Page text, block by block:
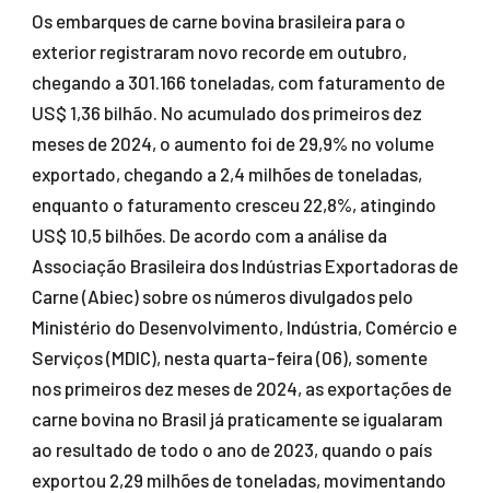
Os embarques de carne bovina brasileira para o
exterior registraram novo recorde em outubro,
chegando a 301.166 toneladas, com faturamento de
US$ 1,36 bilhão. No acumulado dos primeiros dez
meses de 2024, o aumento foi de 29,9% no volume
exportado, chegando a 2,4 milhões de toneladas,
enquanto o faturamento cresceu 22,8%, atingindo
US$ 10,5 bilhões. De acordo com a análise da
Associação Brasileira dos Indústrias Exportadoras de
Carne (Abiec) sobre os números divulgados pelo
Ministério do Desenvolvimento, Indústria, Comércio e
Serviços (MDIC), nesta quarta-feira (06), somente
nos primeiros dez meses de 2024, as exportações de
carne bovina no Brasil já praticamente se igualaram
ao resultado de todo o ano de 2023, quando o país
exportou 2,29 milhões de toneladas, movimentando